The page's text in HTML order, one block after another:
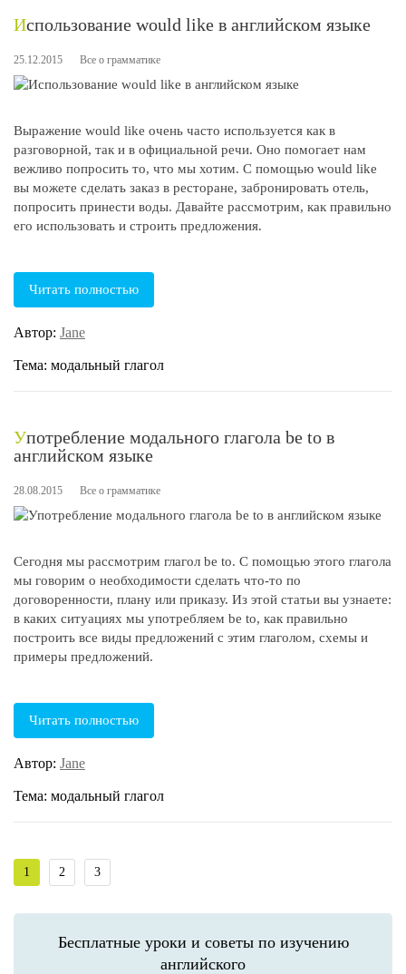
Использование would like в английском языке
25.12.2015 Все о грамматике
Выражение would like очень часто используется как в
разговорной, так и в официальной речи. Оно помогает нам
вежливо попросить то, что мы хотим. С помощью would like
вы можете сделать заказ в ресторане, забронировать отель,
попросить принести воды. Давайте рассмотрим, как правильно
его использовать и строить предложения.
Читать полностью
Автор: Jane
Тема: модальный глагол
Употребление модального глагола be to в
английском языке
28.08.2015 Все о грамматике
Сегодня мы рассмотрим глагол be to. С помощью этого глагола
мы говорим о необходимости сделать что-то по
договоренности, плану или приказу. Из этой статьи вы узнаете:
в каких ситуациях мы употребляем be to, как правильно
построить все виды предложений с этим глаголом, схемы и
примеры предложений.
Читать полностью
Автор: Jane
Тема: модальный глагол
1 2 3
Бесплатные уроки и советы по изучению
английского